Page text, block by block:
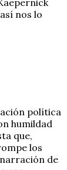
nos lo
política
humildad
que,
los
de